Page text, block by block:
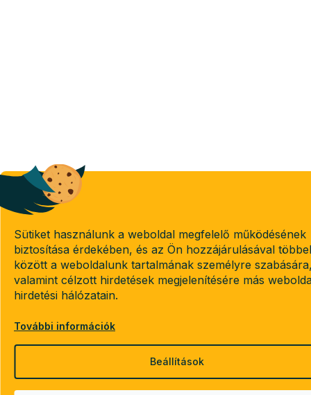
Sütiket használunk a weboldal megfelelő működésének
biztosítása érdekében, és az Ön hozzájárulásával
között a weboldalunk tartalmának személyre
valamint célzott hirdetések megjelenítésére más
hirdetési hálózatain.
További információk
Beállítások